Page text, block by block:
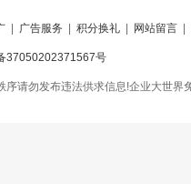
| 广告服务 积分换礼| 网站留言|
37050202371567号
请勿发布违法供求信息!企业大世界